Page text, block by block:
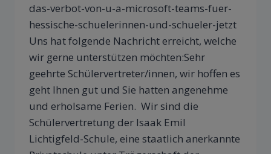
das-verbot-von-u-a-microsoft-teams-fuer-
hessische-schuelerinnen-und-schueler-jetzt
Uns hat folgende Nachricht erreicht, welche
wir gerne unterstützen möchten:Sehr
geehrte Schülervertreter/innen, wir hoffen es
geht Ihnen gut und Sie hatten angenehme
und erholsame Ferien. Wir sind die
Schülervertretung der Isaak Emil
Lichtigfeld-Schule, eine staatlich anerkannte